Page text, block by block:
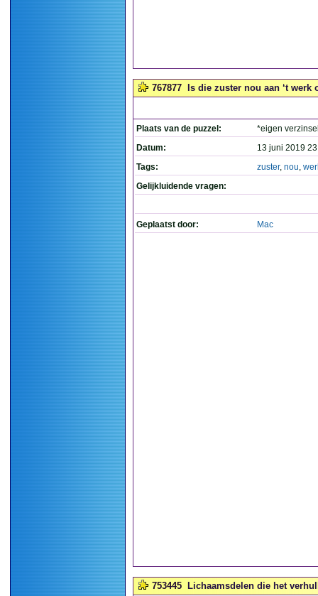
767877 Is die zuster nou aan ‘t werk
Plaats van de puzzel:
*eigen
Datum:
13 juni 2019
Tags:
zuster, nou,
Gelijkluidende vragen:
Geplaatst door: Mac
753445 Lichaamsdelen die het